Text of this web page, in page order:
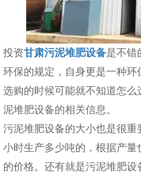
投资甘肃污泥堆肥设备是不错
环保的规定，自身更是一种
选购的时候可能就不知道怎
泥堆肥设备的相关信息。
污泥堆肥设备的大小也是很
小时生产多少吨的，根据产
的价格。还有就是污泥堆肥